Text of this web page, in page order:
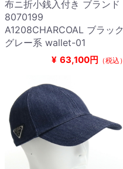
布ニ折小銭入付き ブランド
8070199
A1208CHARCOAL ブラック
グレー系 wallet-01
¥ 63,100円 （税込）